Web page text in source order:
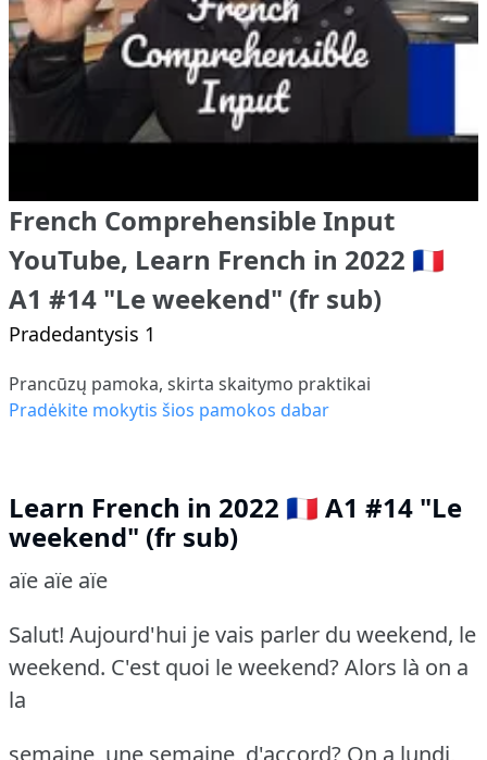
French Comprehensible Input
YouTube, Learn French in 2022 🇫🇷
A1 #14 "Le weekend" (fr sub)
Pradedantysis 1
Prancūzų pamoka, skirta skaitymo praktikai
Pradėkite mokytis šios pamokos dabar
Learn French in 2022 🇫🇷 A1 #14 "Le
weekend" (fr sub)
aïe aïe aïe
Salut! Aujourd'hui je vais parler du weekend, le
weekend. C'est quoi le weekend? Alors là on a
la
semaine, une semaine, d'accord? On a lundi,